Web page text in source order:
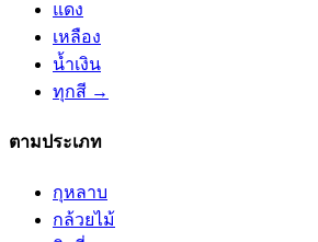
แดง
เหลือง
น้ำเงิน
ทุกสี →
ตามประเภท
กุหลาบ
กล้วยไม้